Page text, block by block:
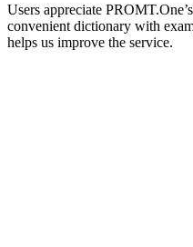
Users appreciate
convenient dictionary with
helps us improve the service.